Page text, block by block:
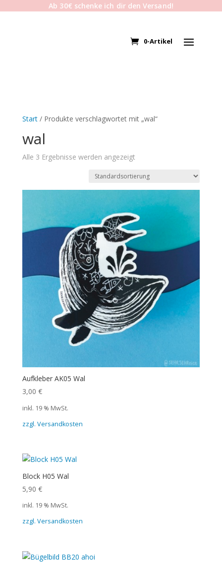
Ab 30€ schenke ich dir den Versand!
0-Artikel
Start/ Produkte verschlagwortet mit „wal“
wal
Alle 3 Ergebnisse werden angezeigt
Aufkleber AK05 Wal
3,00 €
inkl. 19 % MwSt.
zzgl. Versandkosten
Block H05 Wal
5,90 €
inkl. 19 % MwSt.
zzgl. Versandkosten